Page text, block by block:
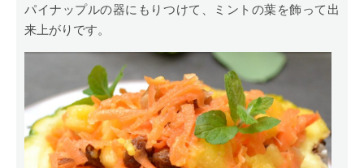
パイナップルの器にもりつけて、ミントの葉を飾って出
来上がりです。